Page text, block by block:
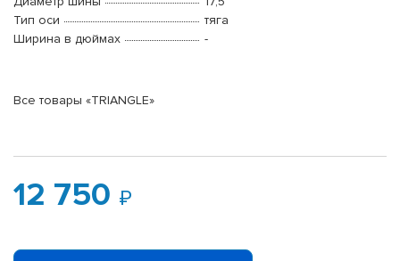
Тип оси
тяга
Ширина в дюймах
-
Все товары «TRIANGLE»
12 750